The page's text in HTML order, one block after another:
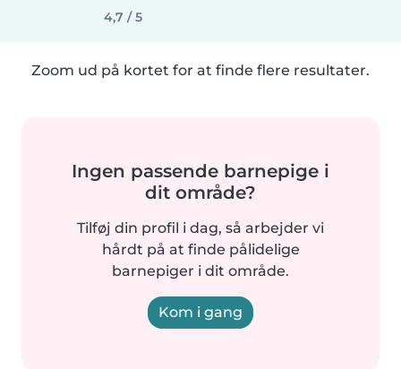
4,7 / 5
Zoom ud på kortet for at finde flere resultater.
Ingen passende barnepige i
dit område?
Tilføj din profil i dag, så arbejder vi
hårdt på at finde pålidelige
barnepiger i dit område.
Kom i gang